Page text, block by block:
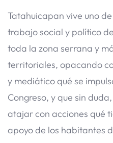
Tatahuicapan vive uno
trabajo social y político
toda la zona serrana y
territoriales, opacando
y mediático qué se
Congreso, y que sin
atajar con acciones qué
apoyo de los habitantes